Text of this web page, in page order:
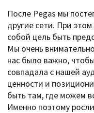
После Pegas мы
другие сети. При
собой цель быть
Мы очень
нас было важно,
совпадала с нашей
ценности и
быть там, где можем
Именно поэтому